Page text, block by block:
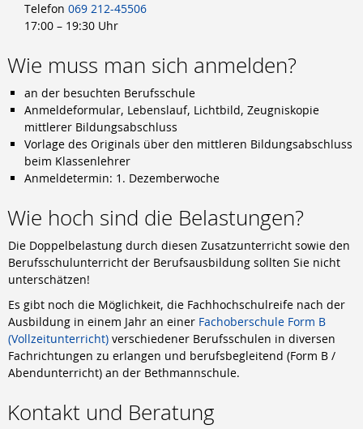
Telefon 069 212-45506
17:00 – 19:30 Uhr
Wie muss man sich anmelden?
an der besuchten Berufsschule
Anmeldeformular, Lebenslauf, Lichtbild, Zeugniskopie
mittlerer Bildungsabschluss
Vorlage des Originals über den mittleren Bildungsabschluss
beim Klassenlehrer
Anmeldetermin: 1. Dezemberwoche
Wie hoch sind die Belastungen?
Die Doppelbelastung durch diesen Zusatzunterricht sowie den
Berufsschulunterricht der Berufsausbildung sollten Sie nicht
unterschätzen!
Es gibt noch die Möglichkeit, die Fachhochschulreife nach der
Ausbildung in einem Jahr an einer Fachoberschule Form B
(Vollzeitunterricht) verschiedener Berufsschulen in diversen
Fachrichtungen zu erlangen und berufsbegleitend (Form B /
Abendunterricht) an der Bethmannschule.
Kontakt und Beratung